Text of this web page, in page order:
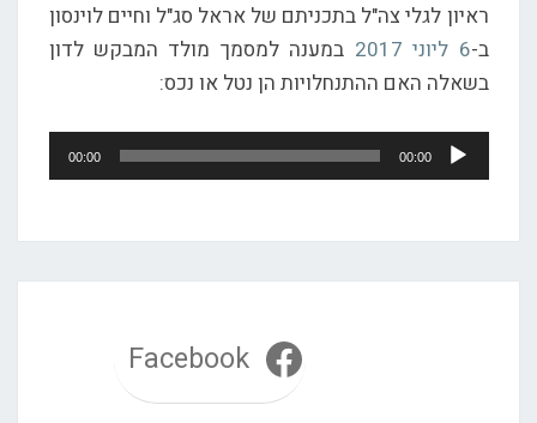
06
יוני
2017
ראיון לגלי צה"ל בתכניתם של אראל סג"ל וחיים לוינסון
ב-6 ליוני 2017
במענה למסמך מולד המבקש לדון
בשאלה האם ההתנחלויות הן נטל או נכס:
אודיו
00:00
00:00
Facebook